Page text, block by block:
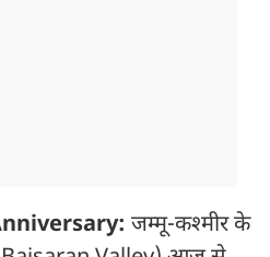
जम्मू-कश्मीर के